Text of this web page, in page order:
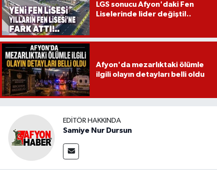
LGS sonucu Afyon'daki Fen
Liselerinde lider değişti!..
Afyon'da mezarlıktaki ölümle
ilgili olayın detayları belli oldu
EDITÖR HAKKINDA
Samiye Nur Dursun